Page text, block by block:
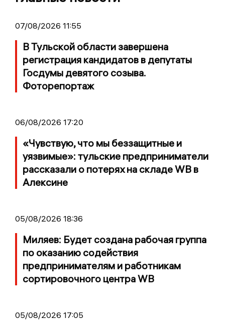
07/08/2026 11:55
В Тульской области завершена
регистрация кандидатов в депутаты
Госдумы девятого созыва.
Фоторепортаж
06/08/2026 17:20
«Чувствую, что мы беззащитные и
уязвимые»: тульские предприниматели
рассказали о потерях на складе WB в
Алексине
05/08/2026 18:36
Миляев: Будет создана рабочая группа
по оказанию содействия
предпринимателям и работникам
сортировочного центра WB
05/08/2026 17:05